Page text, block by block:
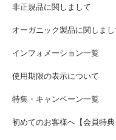
非正規品に関しまして
オーガニック製品に関しまし
インフォメーション一覧
使用期限の表示について
特集・キャンペーン一覧
初めてのお客様へ【会員特典